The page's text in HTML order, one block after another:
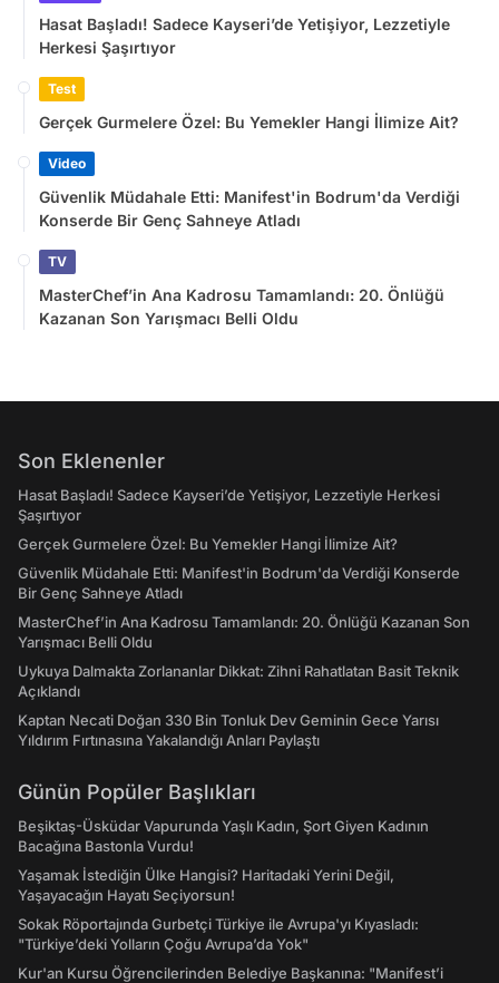
Hasat Başladı! Sadece Kayseri’de Yetişiyor, Lezzetiyle
Herkesi Şaşırtıyor
Test
Gerçek Gurmelere Özel: Bu Yemekler Hangi İlimize Ait?
Video
Güvenlik Müdahale Etti: Manifest'in Bodrum'da Verdiği
Konserde Bir Genç Sahneye Atladı
TV
MasterChef’in Ana Kadrosu Tamamlandı: 20. Önlüğü
Kazanan Son Yarışmacı Belli Oldu
Son Eklenenler
Hasat Başladı! Sadece Kayseri’de Yetişiyor, Lezzetiyle Herkesi
Şaşırtıyor
Gerçek Gurmelere Özel: Bu Yemekler Hangi İlimize Ait?
Güvenlik Müdahale Etti: Manifest'in Bodrum'da Verdiği Konserde
Bir Genç Sahneye Atladı
MasterChef’in Ana Kadrosu Tamamlandı: 20. Önlüğü Kazanan Son
Yarışmacı Belli Oldu
Uykuya Dalmakta Zorlananlar Dikkat: Zihni Rahatlatan Basit Teknik
Açıklandı
Kaptan Necati Doğan 330 Bin Tonluk Dev Geminin Gece Yarısı
Yıldırım Fırtınasına Yakalandığı Anları Paylaştı
Günün Popüler Başlıkları
Beşiktaş-Üsküdar Vapurunda Yaşlı Kadın, Şort Giyen Kadının
Bacağına Bastonla Vurdu!
Yaşamak İstediğin Ülke Hangisi? Haritadaki Yerini Değil,
Yaşayacağın Hayatı Seçiyorsun!
Sokak Röportajında Gurbetçi Türkiye ile Avrupa'yı Kıyasladı:
"Türkiye’deki Yolların Çoğu Avrupa’da Yok"
Kur'an Kursu Öğrencilerinden Belediye Başkanına: "Manifest’i